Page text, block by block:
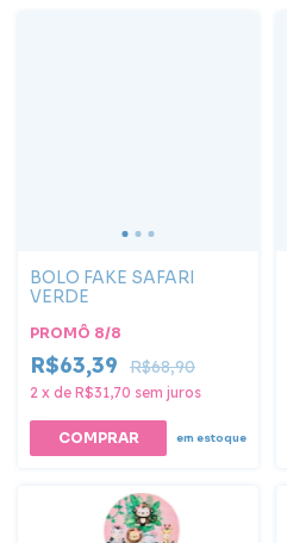
BOLO FAKE SAFARI
VERDE
PROMÔ 8/8
R$63,39 R$68,90
2 x de R$31,70 sem juros
em estoque